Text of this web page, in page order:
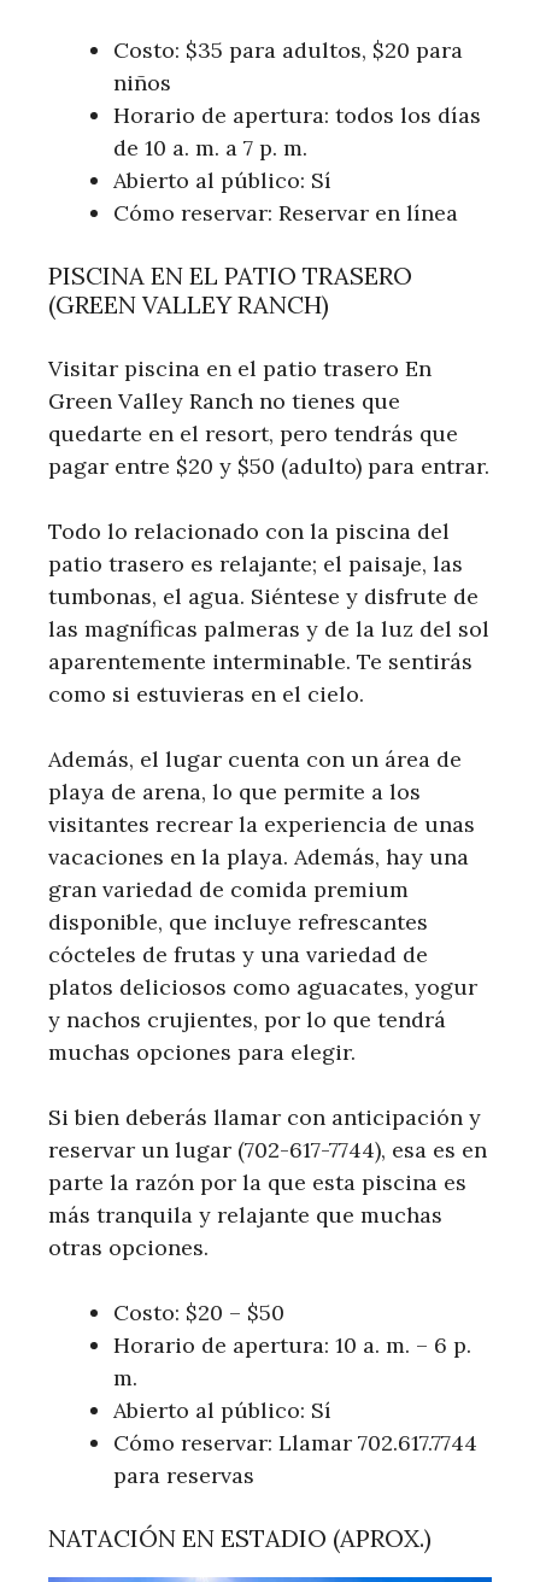
Costo: $35 para adultos, $20 para
niños
Horario de apertura: todos los días
de 10 a. m. a 7 p. m.
Abierto al público: Sí
Cómo reservar: Reservar en línea
PISCINA EN EL PATIO TRASERO
(GREEN VALLEY RANCH)
Visitar piscina en el patio trasero En
Green Valley Ranch no tienes que
quedarte en el resort, pero tendrás que
pagar entre $20 y $50 (adulto) para entrar.
Todo lo relacionado con la piscina del
patio trasero es relajante; el paisaje, las
tumbonas, el agua. Siéntese y disfrute de
las magníficas palmeras y de la luz del sol
aparentemente interminable. Te sentirás
como si estuvieras en el cielo.
Además, el lugar cuenta con un área de
playa de arena, lo que permite a los
visitantes recrear la experiencia de unas
vacaciones en la playa. Además, hay una
gran variedad de comida premium
disponible, que incluye refrescantes
cócteles de frutas y una variedad de
platos deliciosos como aguacates, yogur
y nachos crujientes, por lo que tendrá
muchas opciones para elegir.
Si bien deberás llamar con anticipación y
reservar un lugar (702-617-7744), esa es en
parte la razón por la que esta piscina es
más tranquila y relajante que muchas
otras opciones.
Costo: $20 – $50
Horario de apertura: 10 a. m. – 6 p.
m.
Abierto al público: Sí
Cómo reservar: Llamar 702.617.7744
para reservas
NATACIÓN EN ESTADIO (APROX.)